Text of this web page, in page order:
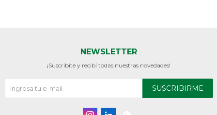
NEWSLETTER
¡Suscribite y recibí todas nuestras novedades!
SUSCRIBIRME